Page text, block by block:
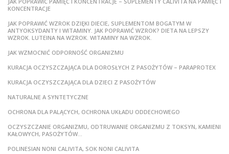
KONCENTRACJE
JAK POPRAWIĆ WZROK DZIĘKI DIECIE, SUPLEMENTOM BOGATYM W
ANTYOKSYDANTY I WITAMINY. JAK POPRAWIĆ WZROK? DIETA NA LEPSZY
WZROK. LUTEINA NA WZROK. WITAMINY NA WZROK.
JAK WZMOCNIĆ ODPORNOŚĆ ORGANIZMU
KURACJA OCZYSZCZAJĄCA DLA DOROSŁYCH Z PASOŻYTÓW – PARAPROTEX
KURACJA OCZYSZCZAJĄCA DLA DZIECI Z PASOŻYTÓW
NATURALNE A SYNTETYCZNE
OCHRONA DLA PALĄCYCH, OCHRONA UKŁADU ODDECHOWEGO
OCZYSZCZANIE ORGANIZMU, ODTRUWANIE ORGANIZMU Z TOKSYN, KAMIENI
KAŁOWYCH, PASOŻYTÓW…
POLINESIAN NONI CALIVITA, SOK NONI CALIVITA